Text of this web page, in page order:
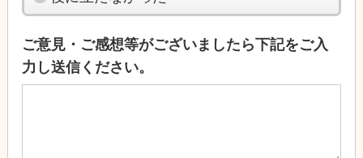
ご意見・ご感想等がございましたら下記をご入
力し送信ください。